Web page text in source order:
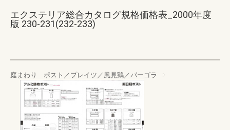
エクステリア総合カタログ規格価格表_2000年度
版 230-231(232-233)
庭まわり ポスト／プレイツ／風見鶏／パーゴラ